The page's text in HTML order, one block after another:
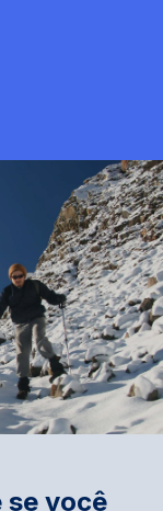
se você